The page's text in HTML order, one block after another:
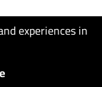
experiences in